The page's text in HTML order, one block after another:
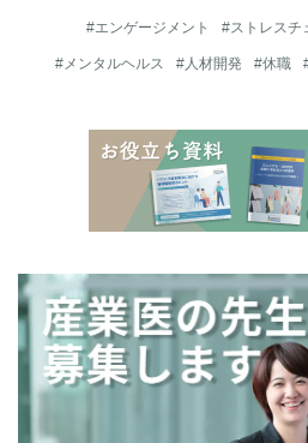
#エンゲージメント #ストレスチ
#メンタルヘルス #人材開発 #休職